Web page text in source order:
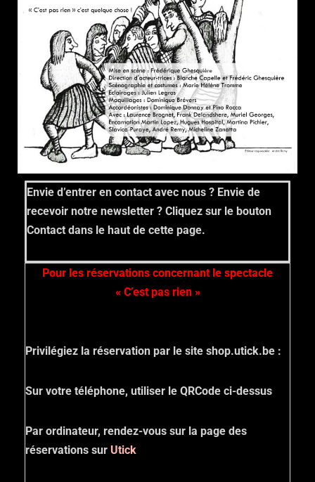
Envie d’entrer en contact avec nous ? Envie de
recevoir notre newsletter ? Cliquez sur le bouton
Contact dans le haut de cette page.
Pour les réservations concernant le spectacle
« C’est pas rien »
Privilégiez la réservation par le site shop.utick.be :
Sur votre téléphone, utiliser le QRCode ci-dessus
Par ordinateur, rendez-vous sur la page des
réservations sur Utick